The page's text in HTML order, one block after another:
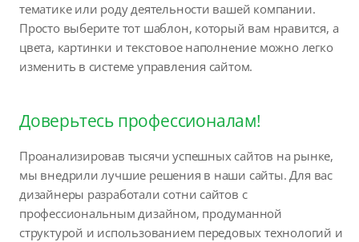
тематике или роду деятельности вашей компании.
Просто выберите тот шаблон, который вам нравится, а
цвета, картинки и текстовое наполнение можно легко
изменить в системе управления сайтом.
Доверьтесь профессионалам!
Проанализировав тысячи успешных сайтов на рынке,
мы внедрили лучшие решения в наши сайты. Для вас
дизайнеры разработали сотни сайтов с
профессиональным дизайном, продуманной
структурой и использованием передовых технологий и